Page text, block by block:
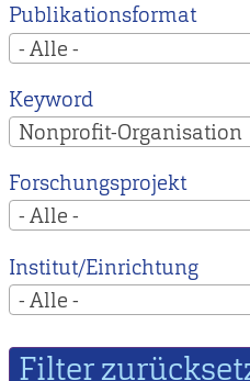
Publikationsformat
- Alle -
Keyword
Nonprofit-Organisation
Forschungsprojekt
- Alle -
Institut/Einrichtung
- Alle -